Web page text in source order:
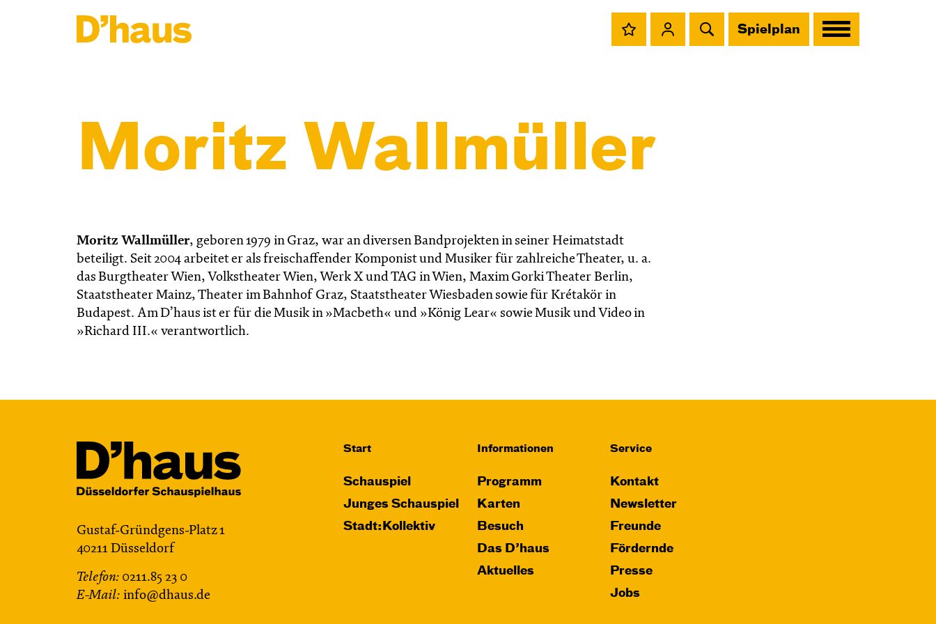
Spielplan
Moritz Wallmüller
Moritz Wallmüller, geboren 1979 in Graz, war an diversen Bandprojekten in seiner Heimatstadt
beteiligt. Seit 2004 arbeitet er als freischaffender Komponist und Musiker für zahlreiche Theater, u. a.
das Burgtheater Wien, Volkstheater Wien, Werk X und TAG in Wien, Maxim Gorki Theater Berlin,
Staatstheater Mainz, Theater im Bahnhof Graz, Staatstheater Wiesbaden sowie für Krétakör in
Budapest. Am D’haus ist er für die Musik in »Macbeth« und »König Lear« sowie Musik und Video in
»Richard III.« verantwortlich.
Gustaf-Gründgens-Platz 1
40211 Düsseldorf
Telefon: 0211.85 23 0
E-Mail: info@dhaus.de
Start
Schauspiel
Junges Schauspiel
Stadt:Kollektiv
Informationen
Programm
Karten
Besuch
Das D’haus
Aktuelles
Service
Kontakt
Newsletter
Freunde
Fördernde
Presse
Jobs